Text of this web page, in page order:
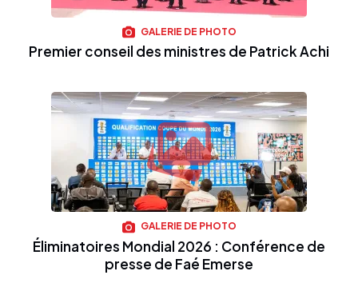
GALERIE DE PHOTO
Premier conseil des ministres de Patrick Achi
GALERIE DE PHOTO
Éliminatoires Mondial 2026 : Conférence de
presse de Faé Emerse